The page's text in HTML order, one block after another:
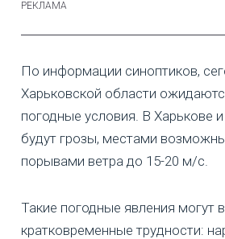
По информации синоптиков,
Харьковской области
погодные условия. В Харькове
будут грозы, местами
порывами ветра до 15-20 м/с.
Такие погодные явления могут
кратковременные трудности: